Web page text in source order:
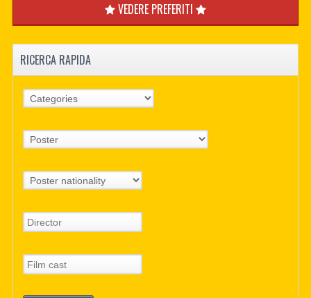
VEDERE PREFERITI
RICERCA RAPIDA